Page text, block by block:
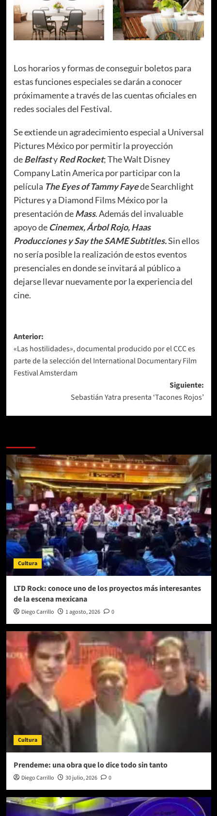
Los horarios y formas de conseguir boletos para
estas funciones especiales se darán a conocer
próximamente a través de las cuentas oficiales en
redes sociales del Festival.
Se extiende un agradecimiento especial a Universal
Pictures México por permitir la proyección
deBelfastyRed Rocket; The Walt Disney
Company Latin America por participar con la
película The Eyes of Tammy Fayede Searchlight
Pictures y a Diamond Films México por la
presentación deMass. Además del invaluable
apoyo de Cinemex, Árbol Rojo, Haas
Producciones y Say the SAME Subtitles.Sin ellos
no sería posible la realización de estos eventos
presenciales en donde se invitará al público a
dejarse llevar nuevamente por la experiencia del
cine.
Navegación
de
entradas
Anterior:
«Las hostilidades», documental producido por el CCC es
parte de la selección del International Documentary Film
Festival Amsterdam
Siguiente:
Sebastián Yatra presenta ‘Tacones Rojos’
Cultura
LTD Rock: conoce uno de los proyectos más interesantes
de la escena mexicana
Diego Carrillo 1 agosto, 2026 0
Cultura
Prendeme: una obra que lo dice todo sin tanto
Diego Carrillo 30 julio, 2026 0